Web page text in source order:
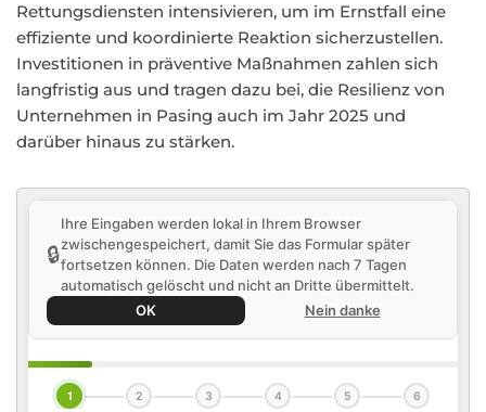
Rettungsdiensten intensivieren, um im Ernstfall eine
effiziente und koordinierte Reaktion sicherzustellen.
Investitionen in präventive Maßnahmen zahlen sich
langfristig aus und tragen dazu bei, die Resilienz von
Unternehmen in Pasing auch im Jahr 2025 und
darüber hinaus zu stärken.
🔒
Ihre Eingaben werden lokal in Ihrem Browser
zwischengespeichert, damit Sie das Formular später
fortsetzen können. Die Daten werden nach 7 Tagen
automatisch gelöscht und nicht an Dritte übermittelt.
OK
Nein danke
1 2 3 4 5 6